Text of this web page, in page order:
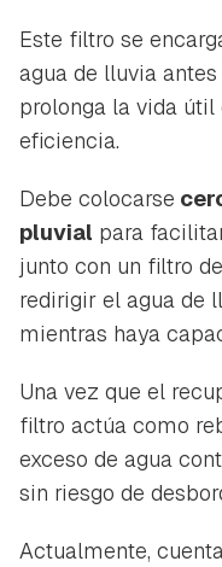
Este filtro se
agua de lluvia
prolonga la vida
eficiencia.
Debe colocarse
pluvial para
junto con un filtro
redirigir el agua de
mientras haya
Una vez que el
filtro actúa como
exceso de agua
sin riesgo de
Actualmente,